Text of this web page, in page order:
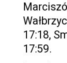
17:18,
17:59.